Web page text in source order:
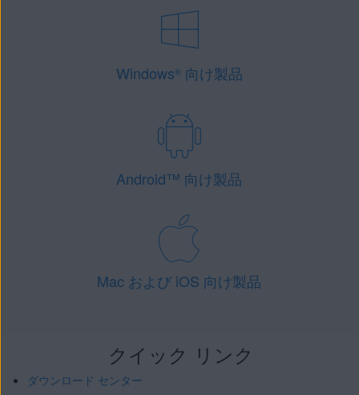
Windows®向け製品
Android™ 向け製品
Mac および iOS 向け製品
クイック リンク
ダウンロード センター